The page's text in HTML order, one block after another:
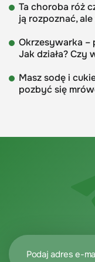
Ta choroba róż
ją rozpoznać,
Okrzesywarka –
Jak działa? Czy
Masz sodę i
pozbyć się